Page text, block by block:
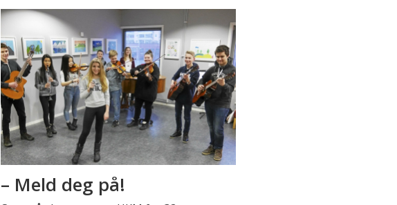
– Meld deg på!